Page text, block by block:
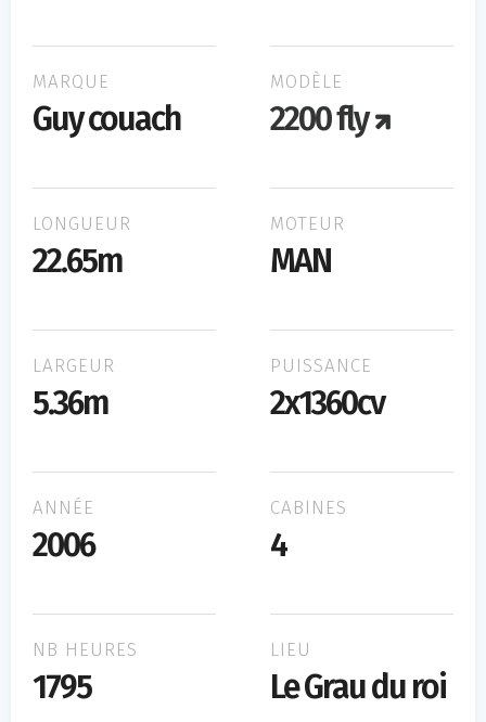
MARQUE
Guy couach
MODÈLE
2200 fly
LONGUEUR
22.65m
MOTEUR
MAN
LARGEUR
5.36m
PUISSANCE
2x1360cv
ANNÉE
2006
CABINES
4
NB HEURES
1795
LIEU
Le Grau du roi